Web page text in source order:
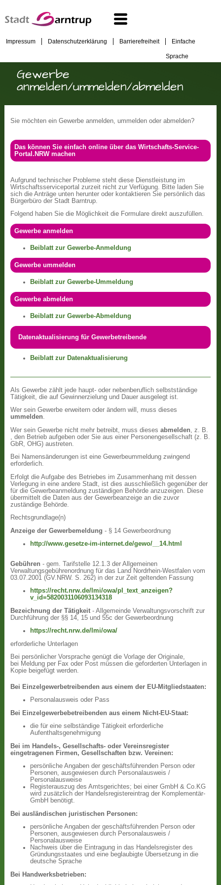
Impressum Datenschutzerklärung Barrierefreiheit Einfache
Sprache
Gewerbe
anmelden/ummelden/abmelden
Sie möchten ein Gewerbe anmelden, ummelden oder abmelden?
Das können Sie einfach online über das Wirtschafts-Service-
Portal.NRW machen
Aufgrund technischer Probleme steht diese Dienstleistung im
Wirtschaftsserviceportal zurzeit nicht zur Verfügung. Bitte laden Sie
sich die Anträge unten herunter oder kontaktieren Sie persönlich das
Bürgerbüro der Stadt Barntrup.
Folgend haben Sie die Möglichkeit die Formulare direkt auszufüllen.
Gewerbe anmelden
Beiblatt zur Gewerbe-Anmeldung
Gewerbe ummelden
Beiblatt zur Gewerbe-Ummeldung
Gewerbe abmelden
Beiblatt zur Gewerbe-Abmeldung
Datenaktualisierung für Gewerbetreibende
Beiblatt zur Datenaktualisierung
Als Gewerbe zählt jede haupt- oder nebenberuflich selbstständige
Tätigkeit, die auf Gewinnerzielung und Dauer ausgelegt ist.
Wer sein Gewerbe erweitern oder ändern will, muss dieses
ummelden.
Wer sein Gewerbe nicht mehr betreibt, muss diesesabmelden , z. B.
, den Betrieb aufgeben oder Sie aus einer Personengesellschaft (z. B.
GbR, OHG) austreten.
Bei Namensänderungen ist eine Gewerbeummeldung zwingend
erforderlich.
Erfolgt die Aufgabe des Betriebes im Zusammenhang mit dessen
Verlegung in eine andere Stadt, ist dies ausschließlich gegenüber der
für die Gewerbeanmeldung zuständigen Behörde anzuzeigen. Diese
übermittelt die Daten aus der Gewerbeanzeige an die zuvor
zuständige Behörde.
Rechtsgrundlage(n)
Anzeige der Gewerbemeldung - § 14 Gewerbeordnung
http://www.gesetze-im-internet.de/gewo/__14.html
Gebühren - gem. Tarifstelle 12.1.3 der Allgemeinen
Verwaltungsgebührenordnung für das Land Nordrhein-Westfalen vom
03.07.2001 (GV.NRW. S. 262) in der zur Zeit geltenden Fassung
https://recht.nrw.de/lmi/owa/pl_text_anzeigen?
v_id=5820031106093134318
Bezeichnung der Tätigkeit - Allgemeinde Verwaltungsvorschrift zur
Durchführung der §§ 14, 15 und 55c der Gewerbeordnung
https://recht.nrw.de/lmi/owa/
erforderliche Unterlagen
Bei persönlicher Vorsprache genügt die Vorlage der Originale,
bei Meldung per Fax oder Post müssen die geforderten Unterlagen in
Kopie beigefügt werden.
Bei Einzelgewerbetreibenden aus einem der EU-Mitgliedstaaten:
Personalausweis oder Pass
Bei Einzelgewerbebetreibenden aus einem Nicht-EU-Staat:
die für eine selbständige Tätigkeit erforderliche
Aufenthaltsgenehmigung
Bei im Handels-, Gesellschafts- oder Vereinsregister
eingetragenen Firmen, Gesellschaften bzw. Vereinen:
persönliche Angaben der geschäftsführenden Person oder
Personen, ausgewiesen durch Personalausweis /
Personalausweise
Registerauszug des Amtsgerichtes; bei einer GmbH & Co.KG
wird zusätzlich der Handelsregistereintrag der Komplementär-
GmbH benötigt.
Bei ausländischen juristischen Personen:
persönliche Angaben der geschäftsführenden Person oder
Personen, ausgewiesen durch Personalausweis /
Personalausweise
Nachweis über die Eintragung in das Handelsregister des
Gründungsstaates und eine beglaubigte Übersetzung in die
deutsche Sprache
Bei Handwerksbetrieben: